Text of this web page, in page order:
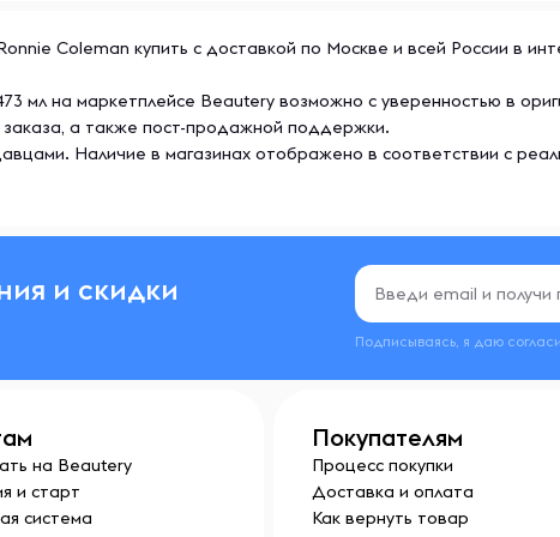
где также
рыбы и моллюсков.
стандарту cGMP, из
/ или использования
либо медицинские
беременность. Сократите
побочные реакции,
Coleman купить с доставкой по Москве и всей России в
мл на маркетплейсе Beautery возможно с уверенностью в
заказа, а также пост-продажной поддержки.
Наличие в магазинах отображено в соответствии с
и скидки
Подписываясь, я даю
на Beautery
и старт
система
Покупателям
Процесс покупки
Доставка и оплата
Как вернуть товар